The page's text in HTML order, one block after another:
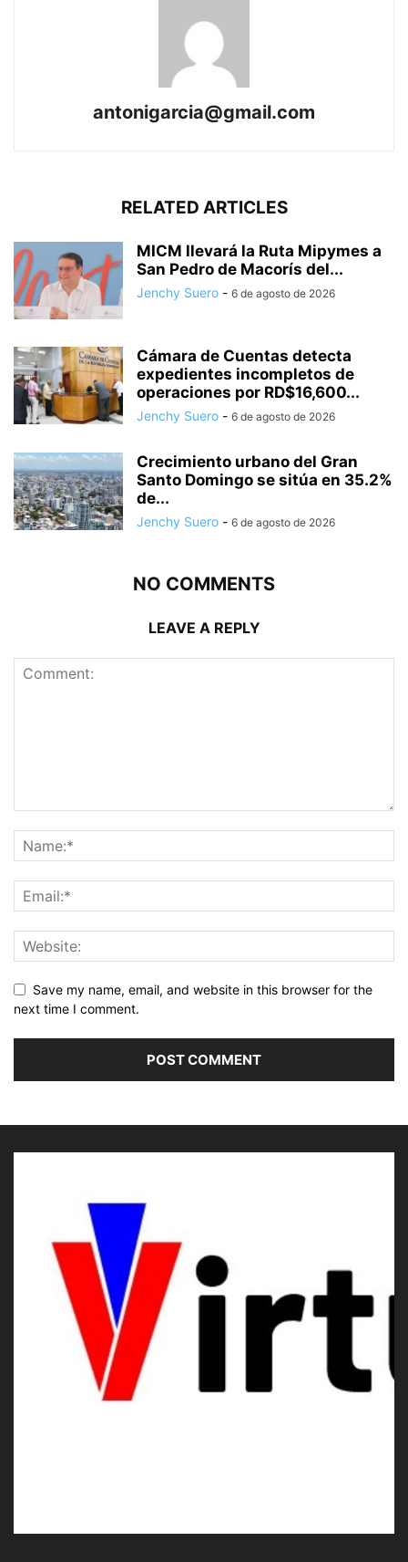
antonigarcia@gmail.com
RELATED ARTICLES
MICM llevará la Ruta Mipymes a
San Pedro de Macorís del...
Jenchy Suero - 6 de agosto de 2026
Cámara de Cuentas detecta
expedientes incompletos de
operaciones por RD$16,600...
Jenchy Suero - 6 de agosto de 2026
Crecimiento urbano del Gran
Santo Domingo se sitúa en 35.2%
de...
Jenchy Suero - 6 de agosto de 2026
NO COMMENTS
LEAVE A REPLY
Save my name, email, and website in this browser for the
next time I comment.